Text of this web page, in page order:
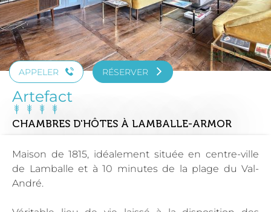
APPELER RÉSERVER
Artefact
CHAMBRES D'HÔTES À LAMBALLE-ARMOR
Maison de 1815, idéalement située en centre-ville
de Lamballe et à 10 minutes de la plage du Val-
André.